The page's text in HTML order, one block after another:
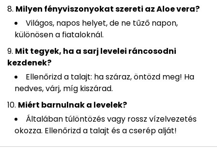
Milyen fényviszonyokat szereti az Aloe vera?
Világos, napos helyet, de ne tűző napon,
különösen a fiataloknál.
Mit tegyek, ha a sarj levelei ráncosodni
kezdenek?
Ellenőrizd a talajt: ha száraz, öntözd meg! Ha
nedves, várj, míg kiszárad.
Miért barnulnak a levelek?
Általában túlöntözés vagy rossz vízelvezetés
okozza. Ellenőrizd a talajt és a cserép alját!